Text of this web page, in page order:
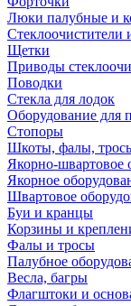
Люки палубные и
Стеклоочистители
Щетки
Приводы
Поводки
Стекла для лодок
Оборудование для
Стопоры
Шкоты, фалы,
Якорно-швартовое
Якорное
Швартовое
Буи и кранцы
Корзины и
Фалы и тросы
Палубное
Весла, багры
Флагштоки и